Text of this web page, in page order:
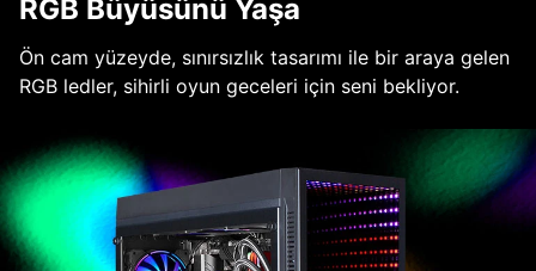
RGB Büyüsünü Yaşa
Ön cam yüzeyde, sınırsızlık tasarımı ile bir araya gelen
RGB ledler, sihirli oyun geceleri için seni bekliyor.